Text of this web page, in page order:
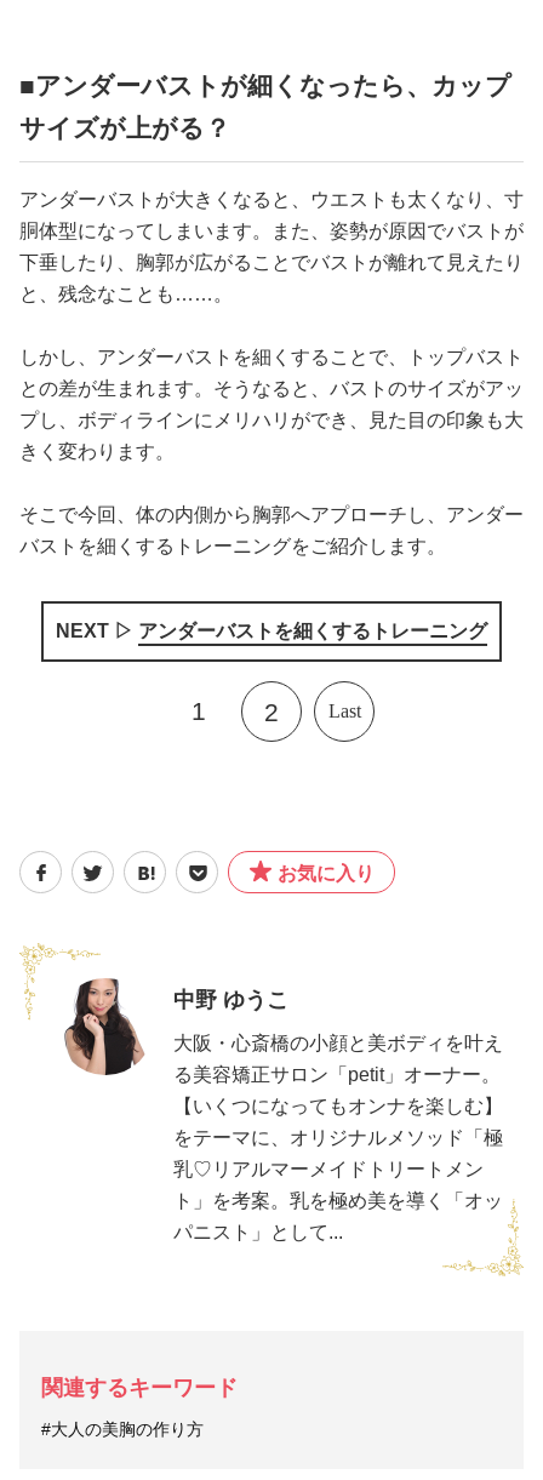
■アンダーバストが細くなったら、カップ
サイズが上がる？
アンダーバストが大きくなると、ウエストも太くなり、寸
胴体型になってしまいます。また、姿勢が原因でバストが
下垂したり、胸郭が広がることでバストが離れて見えたり
と、残念なことも……。
しかし、アンダーバストを細くすることで、トップバスト
との差が生まれます。そうなると、バストのサイズがアッ
プし、ボディラインにメリハリができ、見た目の印象も大
きく変わります。
そこで今回、体の内側から胸郭へアプローチし、アンダー
バストを細くするトレーニングをご紹介します。
NEXT ▷ アンダーバストを細くするトレーニング
1 2 Last
お気に入り
中野 ゆうこ
大阪・心斎橋の小顔と美ボディを叶え
る美容矯正サロン「petit」オーナー。
【いくつになってもオンナを楽しむ】
をテーマに、オリジナルメソッド「極
乳♡リアルマーメイドトリートメン
ト」を考案。乳を極め美を導く「オッ
パニスト」として...
関連するキーワード
#大人の美胸の作り方